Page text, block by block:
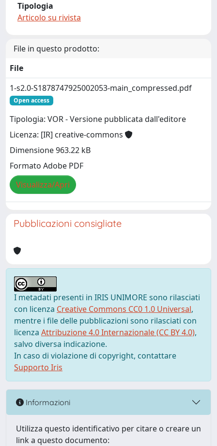
Tipologia
Articolo su rivista
File in questo prodotto:
File
1-s2.0-S1878747925002053-main_compressed.pdf
Open access
Tipologia: VOR - Versione pubblicata dall'editore
Licenza: [IR] creative-commons
Dimensione 963.22 kB
Formato Adobe PDF
Visualizza/Apri
Pubblicazioni consigliate
I metadati presenti in IRIS UNIMORE sono rilasciati
con licenza Creative Commons CC0 1.0 Universal,
mentre i file delle pubblicazioni sono rilasciati con
licenza Attribuzione 4.0 Internazionale (CC BY 4.0),
salvo diversa indicazione.
In caso di violazione di copyright, contattare
Supporto Iris
Informazioni
Utilizza questo identificativo per citare o creare un
link a questo documento: